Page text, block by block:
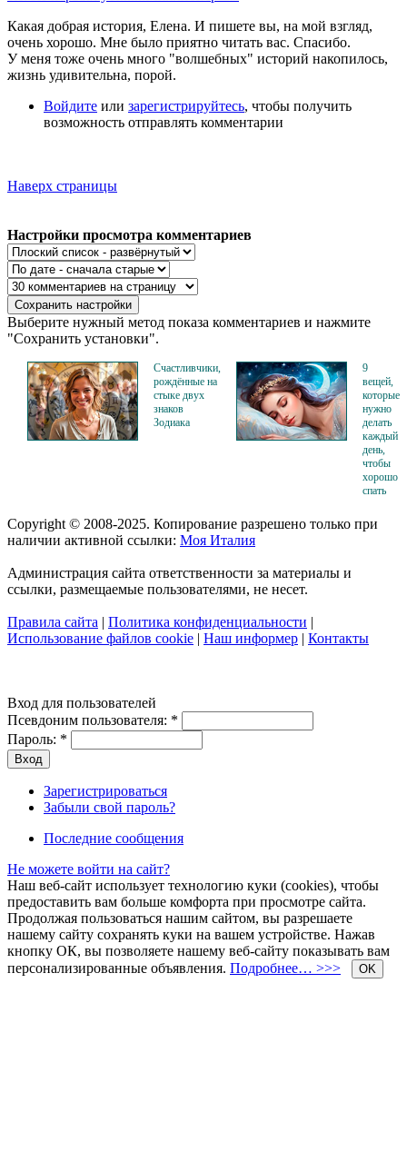
Какая добрая история, Елена. И пишете вы, на мой взгляд,
очень хорошо. Мне было приятно читать вас. Спасибо.
У меня тоже очень много "волшебных" историй накопилось,
жизнь удивительна, порой.
Войдите или зарегистрируйтесь, чтобы получить
возможность отправлять комментарии
Наверх страницы
Настройки просмотра комментариев
Выберите нужный метод показа комментариев и нажмите
"Сохранить установки".
Счастливчики,
рождённые на
стыке двух
знаков
Зодиака
9
вещей,
которые
нужно
делать
каждый
день,
чтобы
хорошо
спать
Copyright © 2008-2025. Копирование разрешено только при
наличии активной ссылки: Моя Италия
Администрация сайта ответственности за материалы и
ссылки, размещаемые пользователями, не несет.
Правила сайта | Политика конфиденциальности |
Использование файлов cookie | Наш информер | Контакты
Вход для пользователей
Псевдоним пользователя: *
Пароль: *
Зарегистрироваться
Забыли свой пароль?
Последние сообщения
Не можете войти на сайт?
Наш веб-сайт использует технологию куки (cookies), чтобы
предоставить вам больше комфорта при просмотре сайта.
Продолжая пользоваться нашим сайтом, вы разрешаете
нашему сайту сохранять куки на вашем устройстве. Нажав
кнопку ОК, вы позволяете нашему веб-сайту показывать вам
персонализированные объявления. Подробнее… >>> OK